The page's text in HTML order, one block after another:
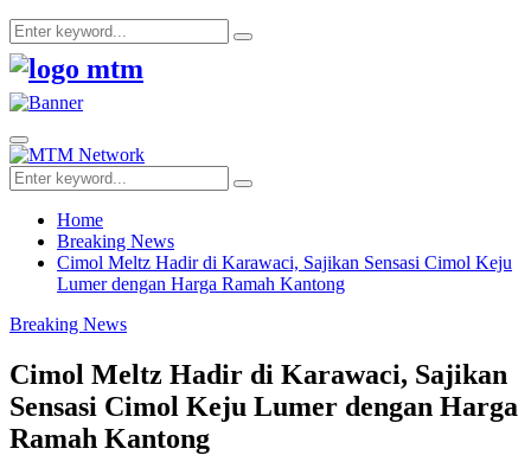
Search
for:
Search
Facebook
Twitter
Youtube
Primary
Menu
Search
for:
Search
Home
Breaking News
Cimol Meltz Hadir di Karawaci, Sajikan Sensasi Cimol Keju
Lumer dengan Harga Ramah Kantong
Breaking News
Cimol Meltz Hadir di Karawaci, Sajikan
Sensasi Cimol Keju Lumer dengan Harga
Ramah Kantong